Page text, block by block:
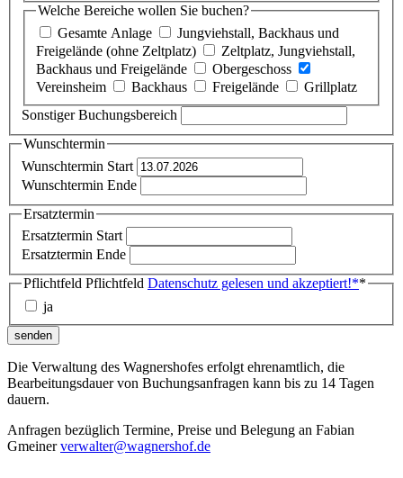
Welche Bereiche wollen Sie buchen?
Gesamte Anlage
Jungviehstall, Backhaus und
Freigelände (ohne Zeltplatz)
Zeltplatz, Jungviehstall,
Backhaus und Freigelände
Obergeschoss
Vereinsheim
Backhaus Freigelände
Grillplatz
Sonstiger Buchungsbereich
Wunschtermin
Wunschtermin Start
Wunschtermin Ende
Ersatztermin
Ersatztermin Start
Ersatztermin Ende
Pflichtfeld Pflichtfeld Datenschutz gelesen und akzeptiert!**
ja
senden
Die Verwaltung des Wagnershofes erfolgt ehrenamtlich, die
Bearbeitungsdauer von Buchungsanfragen kann bis zu 14 Tagen
dauern.
Anfragen bezüglich Termine, Preise und Belegung an Fabian
Gmeinerverwalter@wagnershof.de